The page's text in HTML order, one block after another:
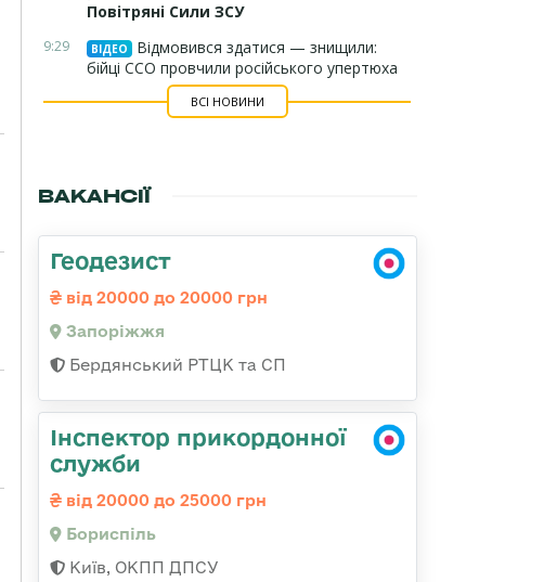
Повітряні Сили ЗСУ
9:29 ВІДЕО
Відмовився здатися — знищили:
бійці ССО провчили російського упертюха
ВСІ НОВИНИ
ВАКАНСІЇ
Геодезист
від 20000 до 20000 грн
Запоріжжя
Бердянський РТЦК та СП
Інспектор прикордонної
служби
від 20000 до 25000 грн
Бориспіль
Київ, ОКПП ДПСУ